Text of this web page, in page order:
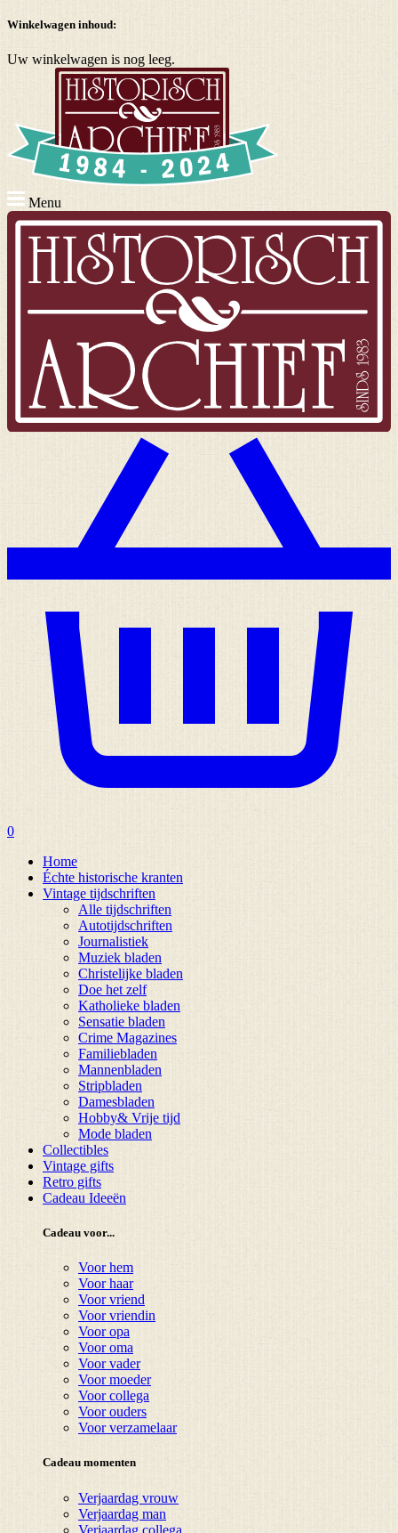
Winkelwagen inhoud:
Uw winkelwagen is nog leeg.
Menu
0
Home
Échte historische kranten
Vintage tijdschriften
Alle tijdschriften
Autotijdschriften
Journalistiek
Muziek bladen
Christelijke bladen
Doe het zelf
Katholieke bladen
Sensatie bladen
Crime Magazines
Familiebladen
Mannenbladen
Stripbladen
Damesbladen
Hobby& Vrije tijd
Mode bladen
Collectibles
Vintage gifts
Retro gifts
Cadeau Ideeën
Cadeau voor...
Voor hem
Voor haar
Voor vriend
Voor vriendin
Voor opa
Voor oma
Voor vader
Voor moeder
Voor collega
Voor ouders
Voor verzamelaar
Cadeau momenten
Verjaardag vrouw
Verjaardag man
Verjaardag collega